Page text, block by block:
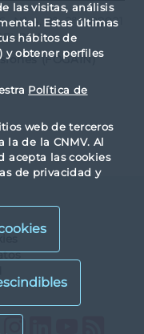
las visitas, análisis
Estas últimas
hábitos de
y obtener perfiles
Política de
web de terceros
la de la CNMV. Al
acepta las cookies
de privacidad y
Nº 4, 2º, 2º - 08021
(FOGAIN)